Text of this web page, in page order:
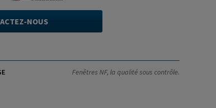
NOUS
Fenêtres NF, la qualité sous contrôle.